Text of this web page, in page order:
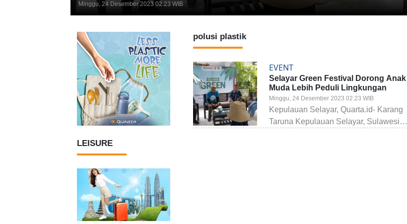
Minggu, 24 Desember 2023 02:23 WIB
LEISURE
polusi plastik
EVENT
Selayar Green Festival Dorong Anak
Muda Lebih Peduli Lingkungan
Minggu, 24 Desember 2023 02:23 WIB
Kepulauan Selayar, Quarta.id- Karang
Taruna Kepulauan Selayar, Sulawesi…